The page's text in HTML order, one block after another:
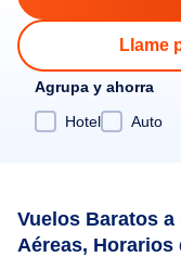
Llame
Agrupa y ahorra
Hotel
Auto
Vuelos Baratos
Aéreas, Horarios